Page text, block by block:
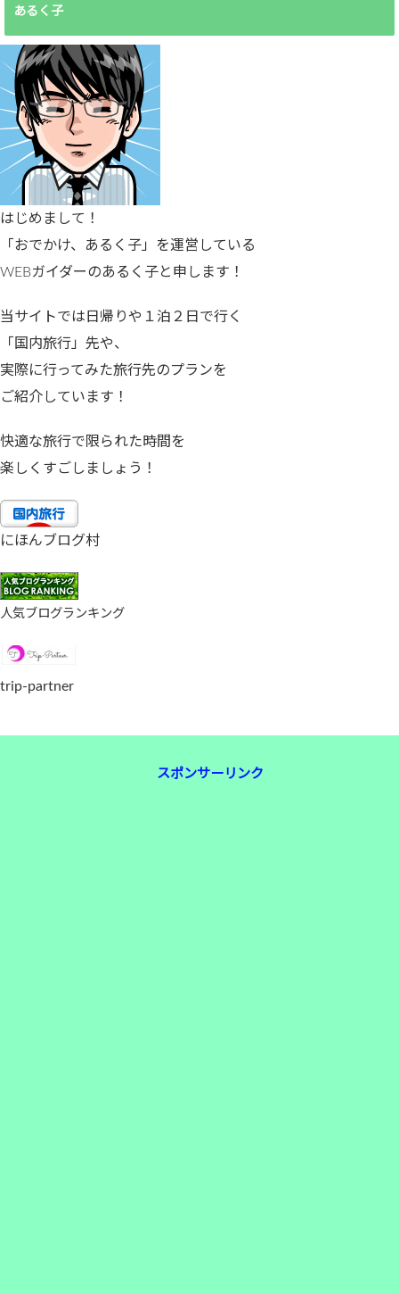
あるく子
はじめまして！
「おでかけ、あるく子」を運営している
WEBガイダーのあるく子と申します！
当サイトでは日帰りや１泊２日で行く
「国内旅行」先や、
実際に行ってみた旅行先のプランを
ご紹介しています！
快適な旅行で限られた時間を
楽しくすごしましょう！
にほんブログ村
人気ブログランキング
trip-partner
スポンサーリンク